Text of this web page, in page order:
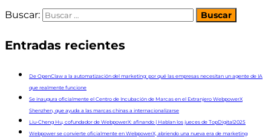
Buscar:
Entradas recientes
De OpenClaw a la automatización del marketing: por qué las empresas necesitan un agente de IA
que realmente funcione
Se inaugura oficialmente el Centro de Incubación de Marcas en el Extranjero WebpowerX
Shenzhen, que ayuda a las marcas chinas a internacionalizarse
Liu-Cheng Hu, cofundador de WebpowerX: afinando | Hablan los jueces de TopDigital2025
Webpower se convierte oficialmente en WebpowerX, abriendo una nueva era de marketing